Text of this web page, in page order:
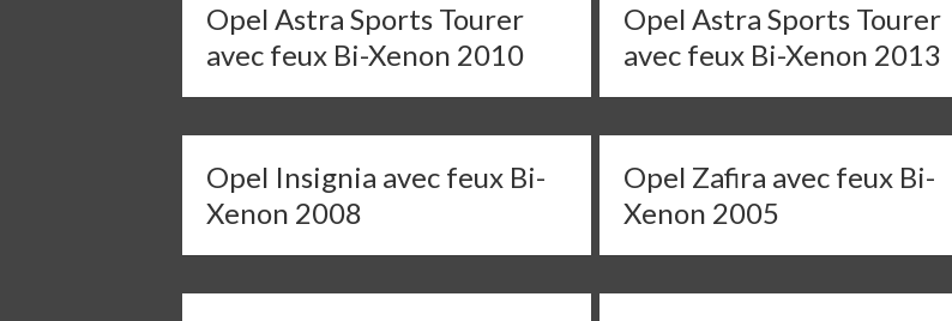
Opel Astra Sports Tourer
avec feux Bi-Xenon 2010
Opel Astra Sports Tourer
avec feux Bi-Xenon 2013
Opel Insignia avec feux Bi-
Xenon 2008
Opel Zafira avec feux Bi-
Xenon 2005